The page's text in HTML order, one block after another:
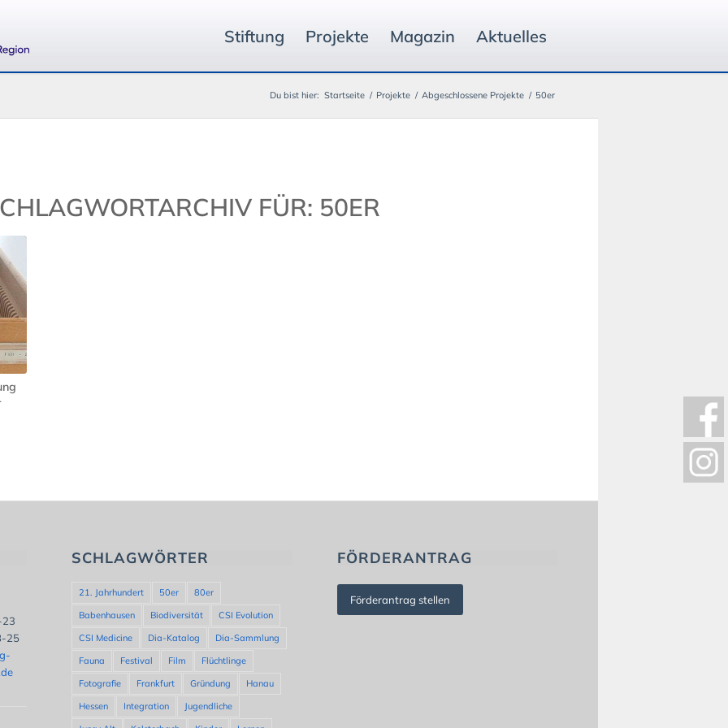
Stiftung Projekte Magazin Aktuelles
Du bist hier: Startseite / Projekte / Abgeschlossene Projekte / 50er
FÜR: 50ER
23
25
SCHLAGWÖRTER
21. Jahrhundert 50er
80er
Babenhausen
Biodiversität
CSI Evolution
CSI Medicine
Dia-Katalog
Dia-Sammlung
Fauna
Festival Film
Flüchtlinge
Fotografie
Frankfurt Gründung
Hanau
Hessen
Integration
Jugendliche
FÖRDERANTRAG
Förderantrag stellen